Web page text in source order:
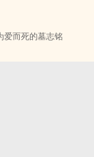
正站在开满蔷薇花的
风，微微拂动着，洁
理由的被牵扯了一下。
爱而死的墓志铭